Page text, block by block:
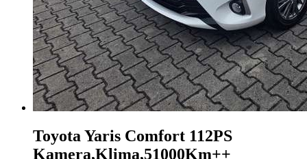
Toyota Yaris Comfort 112PS
Kamera,Klima,51000Km++